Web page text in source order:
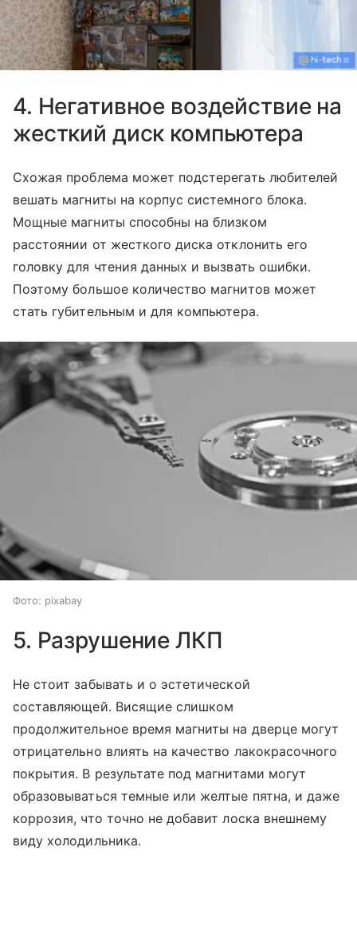
4. Негативное воздействие на
жесткий диск компьютера
Схожая проблема может подстерегать любителей
вешать магниты на корпус системного блока.
Мощные магниты способны на близком
расстоянии от жесткого диска отклонить его
головку для чтения данных и вызвать ошибки.
Поэтому большое количество магнитов может
стать губительным и для компьютера.
Фото: pixabay
5. Разрушение ЛКП
Не стоит забывать и о эстетической
составляющей. Висящие слишком
продолжительное время магниты на дверце могут
отрицательно влиять на качество лакокрасочного
покрытия. В результате под магнитами могут
образовываться темные или желтые пятна, и даже
коррозия, что точно не добавит лоска внешнему
виду холодильника.